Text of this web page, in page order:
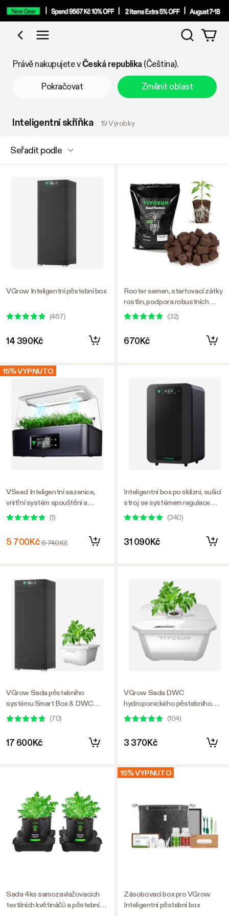
Nakupujte podle kategorie
Právě nakupujete vČeská republika(Čeština).
Pokračovat Změnit oblast
Inteligentní skříňka 19 Výrobky
Seřadit podle
VGrow Inteligentní pěstební box
(467)
14 390Kč
15% VYPNUTO
VSeed Inteligentní sazenice,
vnitřní systém spouštění a
klonování semen se
zavlažováním odlivu a toku
(1)
5 700Kč 6 740Kč
VGrow Sada pěstebního
systému Smart Box & DWC
Hydroponics, inteligentní vnitřní
zahradnictví s automatizovaným
(70)
17 600Kč
Sada 4ks samozavlažovacích
textilních květináčů a pěstebních
Rooter semen, startovací zátky
rostlin, podpora robustních
kořenů pro sazenice a řízky, 40
kostek, určeno pro VSeed
zásobníky na osivo
(32)
670Kč
Inteligentní box po sklizni, sušicí
stroj se systémem regulace
teploty vlhkosti
(340)
31 090Kč
VGrow Sada DWC
hydroponického pěstebního
systému pro VGrow Smart
Grow Box, 4galonová
vzduchovými kameny a rychlými
E42A+
(104)
3 370Kč
15% VYPNUTO
Zásobovací box pro VGrow
Inteligentní pěstební box